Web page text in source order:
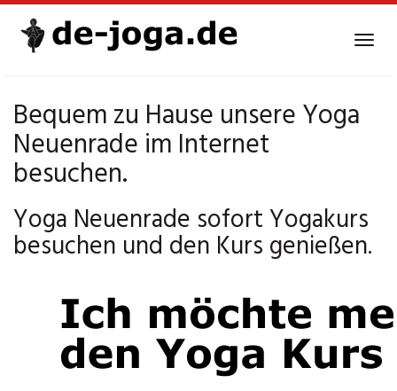
Bequem zu Hause unsere Yoga
Neuenrade im Internet
besuchen.
Yoga Neuenrade sofort Yogakurs
besuchen und den Kurs genießen.